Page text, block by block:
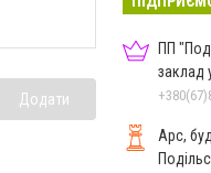
Додати
ПП
заклад
Арс,